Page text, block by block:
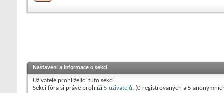
Nastavení a informace o sekci
Uživatelé prohlížející tuto sekci
Sekci fóra si právě prohlíží 5 uživatelů. (0 registrovaných a 5